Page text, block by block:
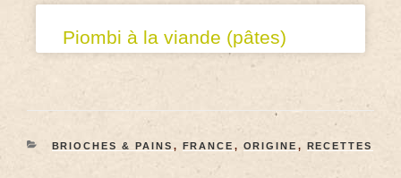
Piombi à la viande (pâtes)
BRIOCHES & PAINS , FRANCE , ORIGINE , RECETTES